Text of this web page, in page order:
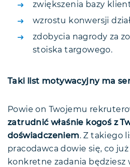
zwiększenia bazy
wzrostu konwersji
zdobycia nagrody za
stoiska targowego.
Taki list motywacyjny ma
Powie on Twojemu
zatrudnić właśnie kogoś z
doświadczeniem. Z takiego
pracodawca dowie się, co
konkretne zadania będziesz